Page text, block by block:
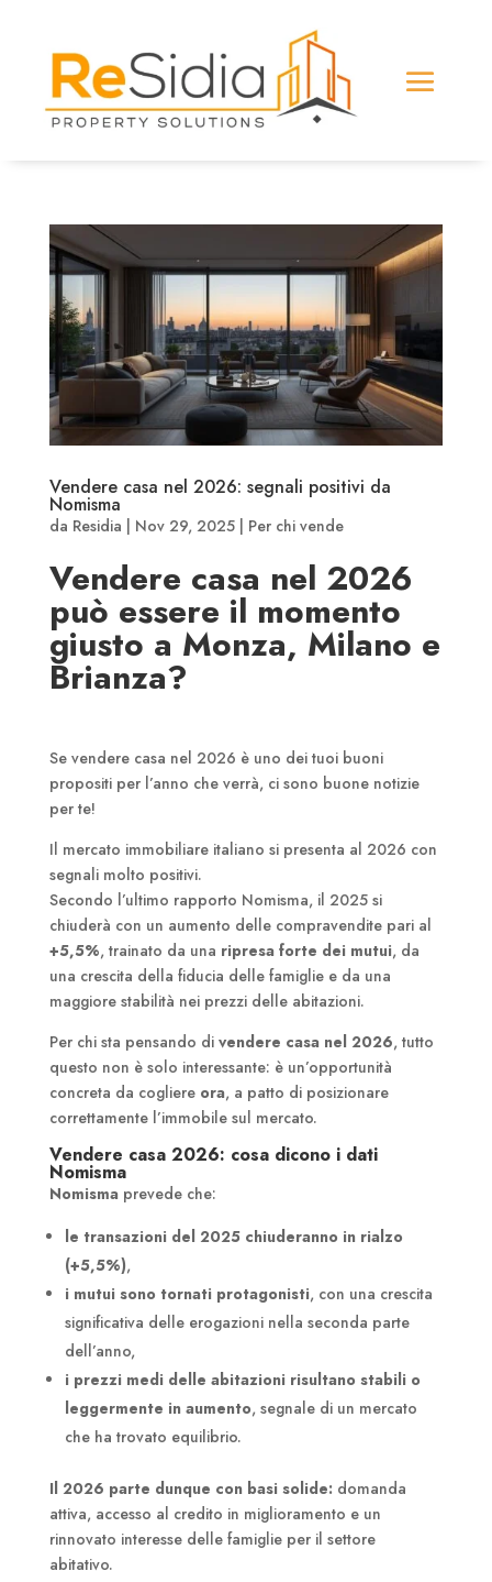
Vendere casa nel 2026: segnali positivi da
Nomisma
da Residia Nov 29, 2025| Per chi vende
Vendere casa nel 2026
può essere il momento
giusto a Monza, Milano e
Brianza?
Se vendere casa nel 2026 è uno dei tuoi buoni
propositi per l’anno che verrà, ci sono buone notizie
per te!
Il mercato immobiliare italiano si presenta al 2026 con
segnali molto positivi.
Secondo l’ultimo rapporto Nomisma, il 2025 si
chiuderà con un aumento delle compravendite pari al
+5,5%, trainato da una ripresa forte dei mutui, da
una crescita della fiducia delle famiglie e da una
maggiore stabilità nei prezzi delle abitazioni.
Per chi sta pensando di vendere casa nel 2026, tutto
questo non è solo interessante: è un’opportunità
concreta da cogliere ora, a patto di posizionare
correttamente l’immobile sul mercato.
Vendere casa 2026: cosa dicono i dati
Nomisma
Nomismaprevede che:
le transazioni del 2025 chiuderanno in rialzo
(+5,5%),
i mutui sono tornati protagonisti, con una crescita
significativa delle erogazioni nella seconda parte
dell’anno,
i prezzi medi delle abitazioni risultano stabili o
leggermente in aumento, segnale di un mercato
che ha trovato equilibrio.
Il 2026 parte dunque con basi solide: domanda
attiva, accesso al credito in miglioramento e un
rinnovato interesse delle famiglie per il settore
abitativo.